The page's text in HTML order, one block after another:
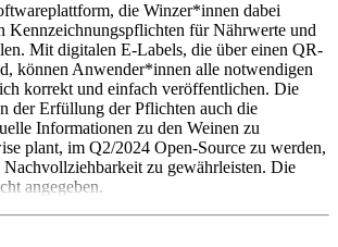
die Winzer*innen dabei
Kennzeichnungspflichten für Nährwerte und
Mit digitalen E-Labels, die über einen QR-
können Anwender*innen alle notwendigen
korrekt und einfach veröffentlichen. Die
der Erfüllung der Pflichten auch die
Informationen zu den Weinen zu
plant, im Q2/2024 Open-Source zu werden,
Nachvollziehbarkeit zu gewährleisten. Die
angegeben.